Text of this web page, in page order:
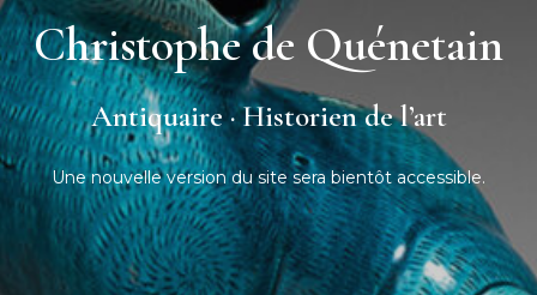
Christophe de Quénetain
Antiquaire · Historien de l’art
Une nouvelle version du site sera bientôt accessible.